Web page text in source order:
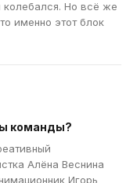
Но всё же
именно этот блок
команды?
Алёна Веснина
Игорь